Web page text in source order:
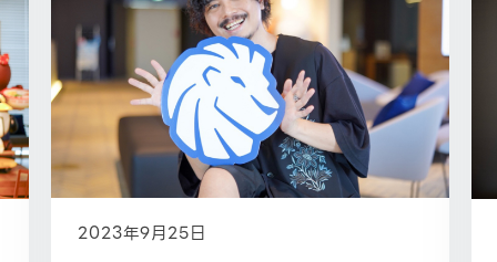
2023年9月25日